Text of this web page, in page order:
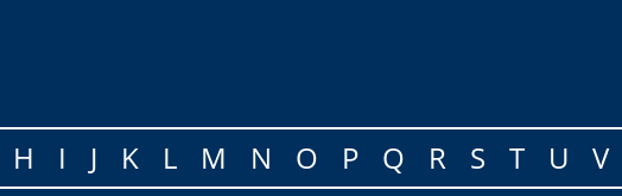
H I J K L M N O P Q R S T U V